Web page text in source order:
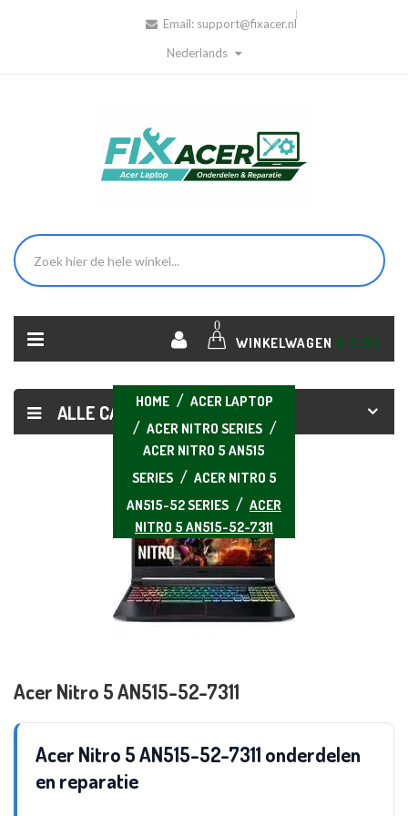
Email: support@fixacer.nl
Nederlands
0
WINKELWAGEN € 0,00
ALLE CATEGORIEËN
HOME
ACER LAPTOP
ACER NITRO SERIES
ACER NITRO 5 AN515
SERIES
ACER NITRO 5
AN515-52 SERIES
ACER
NITRO 5 AN515-52-7311
Acer Nitro 5 AN515-52-7311
Acer Nitro 5 AN515-52-7311 onderdelen
en reparatie